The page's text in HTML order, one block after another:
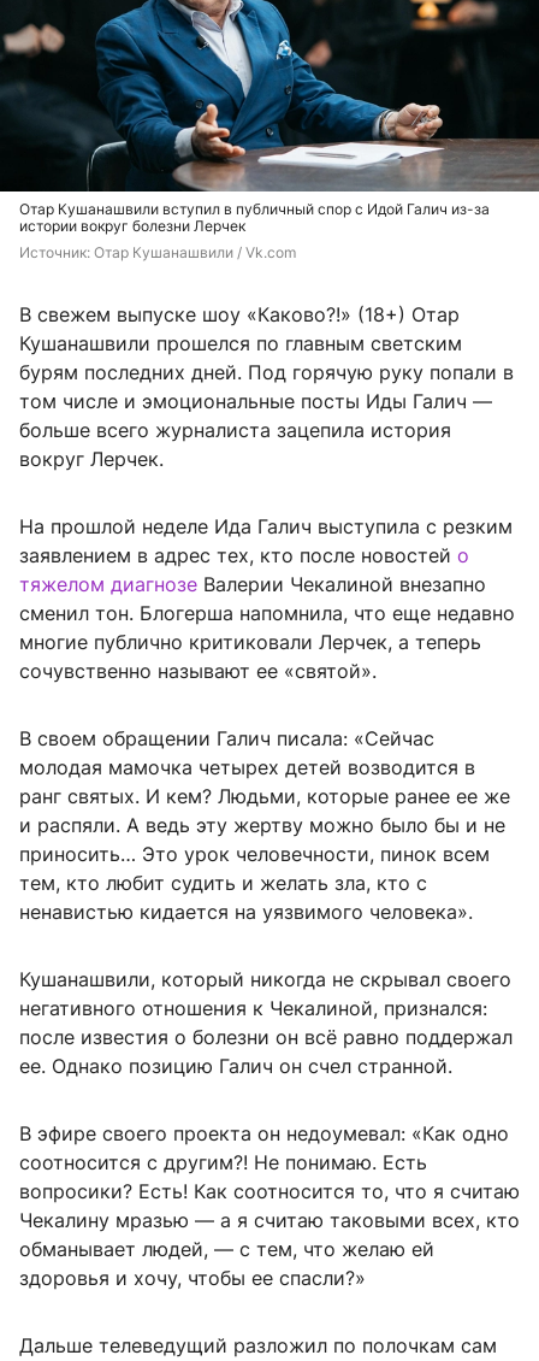
Отар Кушанашвили вступил в публичный спор с Идой Галич из-за
истории вокруг болезни Лерчек
Источник: Отар Кушанашвили / Vk.com
В свежем выпуске шоу «Каково?!» (18+) Отар
Кушанашвили прошелся по главным светским
бурям последних дней. Под горячую руку попали в
том числе и эмоциональные посты Иды Галич —
больше всего журналиста зацепила история
вокруг Лерчек.
На прошлой неделе Ида Галич выступила с резким
заявлением в адрес тех, кто после новостей о
тяжелом диагнозе Валерии Чекалиной внезапно
сменил тон. Блогерша напомнила, что еще недавно
многие публично критиковали Лерчек, а теперь
сочувственно называют ее «святой».
В своем обращении Галич писала: «Сейчас
молодая мамочка четырех детей возводится в
ранг святых. И кем? Людьми, которые ранее ее же
и распяли. А ведь эту жертву можно было бы и не
приносить… Это урок человечности, пинок всем
тем, кто любит судить и желать зла, кто с
ненавистью кидается на уязвимого человека».
Кушанашвили, который никогда не скрывал своего
негативного отношения к Чекалиной, признался:
после известия о болезни он всё равно поддержал
ее. Однако позицию Галич он счел странной.
В эфире своего проекта он недоумевал: «Как одно
соотносится с другим?! Не понимаю. Есть
вопросики? Есть! Как соотносится то, что я считаю
Чекалину мразью — а я считаю таковыми всех, кто
обманывает людей, — с тем, что желаю ей
здоровья и хочу, чтобы ее спасли?»
Дальше телеведущий разложил по полочкам сам